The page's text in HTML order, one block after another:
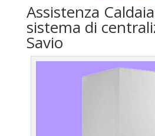
Assistenza
sistema di
Savio